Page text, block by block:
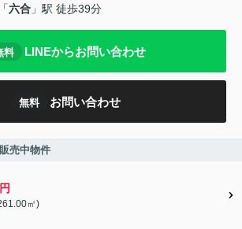
「六合 」駅 徒歩39分
料 LINEからお問い合わせ
無料 お問い合わせ
売中物件
㎡)